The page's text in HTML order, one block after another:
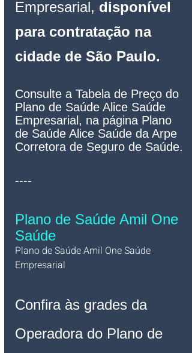
Empresarial, disponível
para contratação na
cidade de São Paulo.
Consulte a Tabela de Preço do
Plano de Saúde Alice Saúde
Empresarial, na página Plano
de Saúde Alice Saúde da Arpe
Corretora de Seguro de Saúde.
----
Plano de Saúde Amil One
Saúde
Plano de Saúde Amil One Saúde
Empresarial
Confira às grades da
Operadora do Plano de